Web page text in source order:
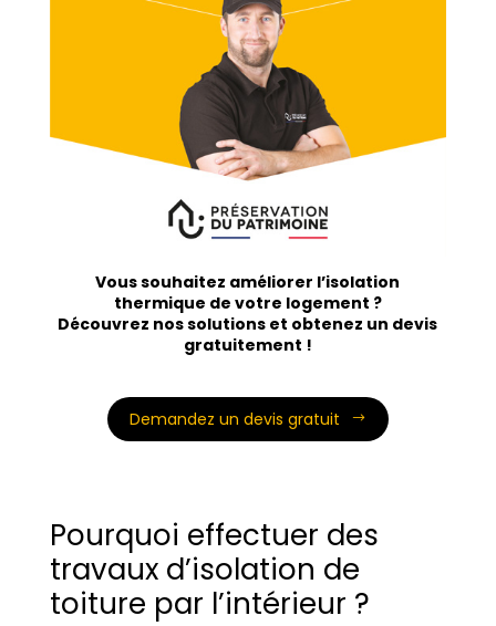
Vous souhaitez améliorer l’isolation
thermique de votre logement ?
Découvrez nos solutions et obtenez un devis
gratuitement !
Demandez un devis gratuit
Pourquoi effectuer des
travaux d’isolation de
toiture par l’intérieur ?